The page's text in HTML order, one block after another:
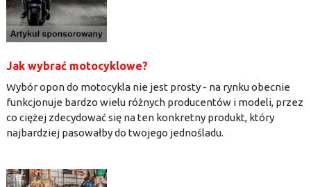
Jak wybrać motocyklowe?
Wybór opon do motocykla nie jest prosty - na rynku obecnie
funkcjonuje bardzo wielu różnych producentów i modeli, przez
co ciężej zdecydować się na ten konkretny produkt, który
najbardziej pasowałby do twojego jednośladu.